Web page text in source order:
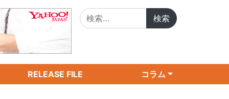
RELEASE FILE コラム